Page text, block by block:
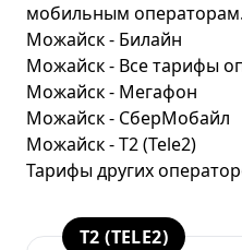
мобильным операторам.
Можайск - Билайн
Можайск - Все тарифы
Можайск - Мегафон
Можайск - СберМобайл
Можайск - T2 (Tele2)
Тарифы других
T2 (TELE2)